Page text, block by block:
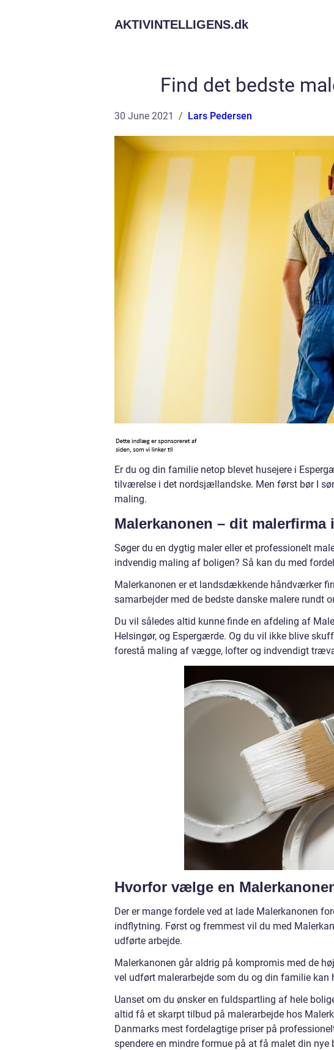
AKTIVINTELLIGENS.dk
Find det bedste
30 June 2021 Lars Pedersen
Er du og din familie netop blevet husejere i
tilværelse i det nordsjællandske. Men først bør I
maling.
Malerkanonen – dit
Søger du en dygtig maler eller et professionelt
indvendig maling af boligen? Så kan du med
Malerkanonen er et landsdækkende håndværker
samarbejder med de bedste danske malere rundt
Du vil således altid kunne finde en afdeling af
Helsingør, og Espergærde. Og du vil ikke blive
forestå maling af vægge, lofter og indvendigt
Hvorfor vælge en
Der er mange fordele ved at lade Malerkanonen
indflytning. Først og fremmest vil du med
udførte arbejde.
Malerkanonen går aldrig på kompromis med de
vel udført malerarbejde som du og din familie
Uanset om du ønsker en fuldspartling af hele
altid få et skarpt tilbud på malerarbejde hos
Danmarks mest fordelagtige priser på
spendere en mindre formue på at få malet din nye